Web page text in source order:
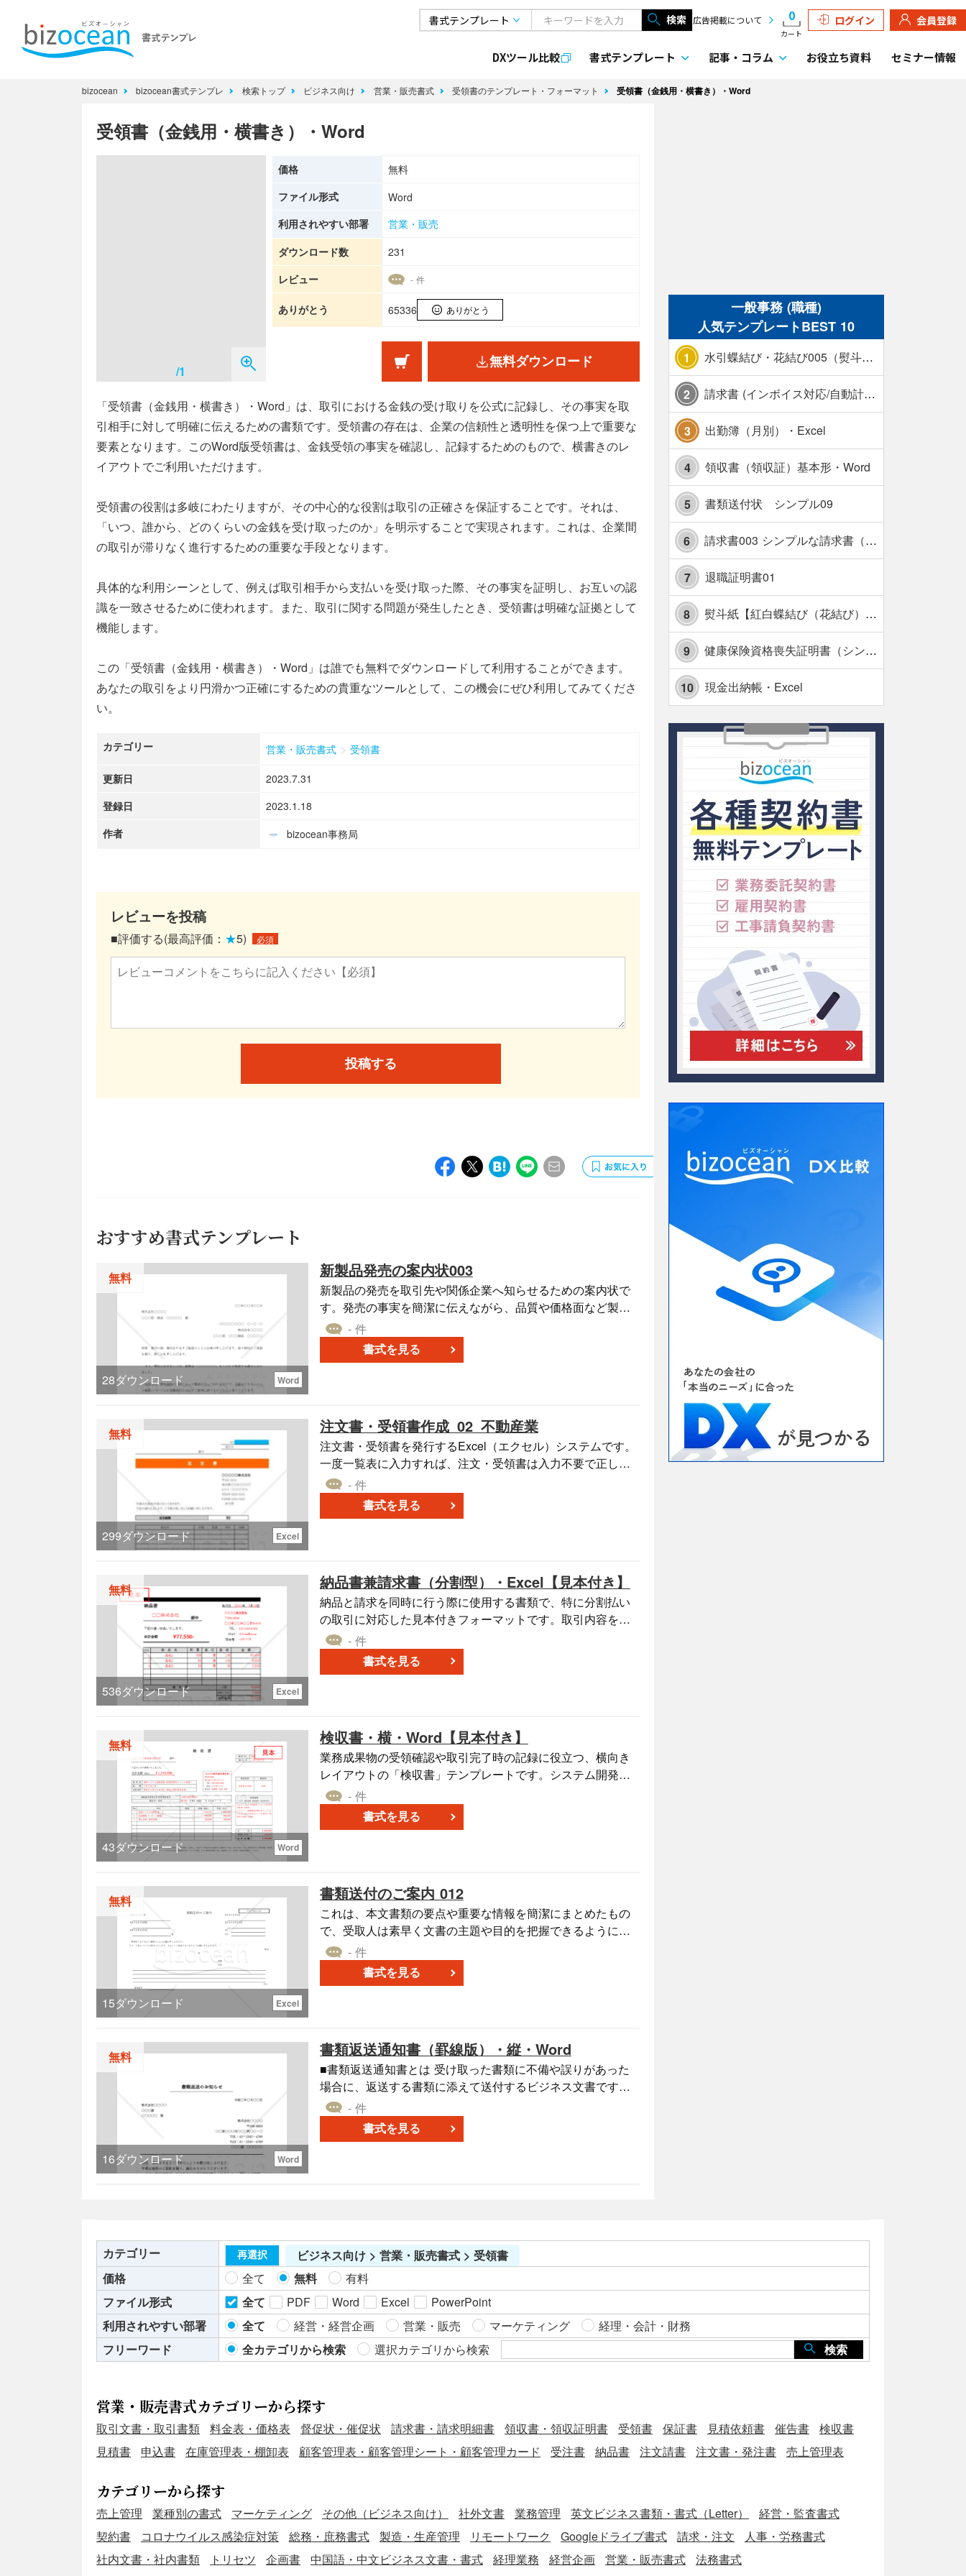
検索 広告掲載について 0
カート
ログイン 会員登録
DXツール比較 書式テンプレート 記事・ コラム お役立ち資料 セミナー情報
bizocean bizocean書式テンプレ 検索トップ ビジネス向け 営業・販売書式 受領書のテンプレート・フォーマット 受領書（金銭用・横書き）・Word
受領書（金銭用・横書き）・Word
/1
価格
無料
ファイル形式
Word
利用されやすい部署
営業・販売
ダウンロード数
231
レビュー
- 件
ありがとう 65336 ありがとう
無料ダウンロード
「受領書（金銭用・横書き）・Word」は、取引における金銭の受け取りを公式に記録し、その事実を取
引相手に対して明確に伝えるための書類です。受領書の存在は、企業の信頼性と透明性を保つ上で重要な
要素となります。このWord版受領書は、金銭受領の事実を確認し、記録するためのもので、横書きのレ
イアウトでご利用いただけます。
受領書の役割は多岐にわたりますが、その中心的な役割は取引の正確さを保証することです。それは、
「いつ、誰から、どのくらいの金銭を受け取ったのか」を明示することで実現されます。これは、企業間
の取引が滞りなく進行するための重要な手段となります。
具体的な利用シーンとして、例えば取引相手から支払いを受け取った際、その事実を証明し、お互いの認
識を一致させるために使われます。また、取引に関する問題が発生したとき、受領書は明確な証拠として
機能します。
この「受領書（金銭用・横書き）・Word」は誰でも無料でダウンロードして利用することができます。
あなたの取引をより円滑かつ正確にするための貴重なツールとして、この機会にぜひ利用してみてくださ
い。
カテゴリー 営業・販売書式 > 受領書
更新日
2023.7.31
登録日
2023.1.18
作者
bizocean事務局
レビューを投稿
■評価する(最高評価： ★5) 必須
投稿する
おすすめ書式テンプレート
無料
28ダウンロード Word
新製品発売の案内状003
新製品の発売を取引先や関係企業へ知らせるための案内状で
す。発売の事実を簡潔に伝えながら、品質や価格面など製品
の強みを示し、カタログや見本品の送付案内までを一連の流
れで整理したレイアウトになっています。 ■新製品発売の案
内状とは 自社が新たに発売する製品の概要を取引先や顧客企
コミュニケーションを図ることができます。 ■テンプレート
の利用シーン ＜既存取引先への新製品案内として＞ 日頃取引
のある企業に対し、既存の信頼関係を保ちつつ新製品を紹介
したい場合に適しています。 ＜見本品・カタログ送付時に＞
資料や見本品を送付する際の添え状として使用することで、
送付の目的や案内内容を明確に伝えられます。 ■作成・利用
ントを明確に＞ 自社製品の強みや差別化要素を具体的に記載
しましょう。読み手が「どんなメリットがあるのか」をひと
目で理解できるよう、専門用語はできるだけ平易な表現に言
い換えると効果的です。 ＜送付物を明確に記載＞ カタログや
見本品を同封している場合は、その旨を明記すると親切で
ジネスシーンに適した文面を整えられます。 ＜無料ダウンロ
ードで生産性向上に貢献＞ コストをかけずに、新製品発売の
案内業務を効率的に進められます。
- 件
書式を見る
無料
299ダウンロード Excel
注文書・受領書作成_02_不動産業
注文書・受領書を発行するExcel（エクセル）システムです。
一度一覧表に入力すれば、注文・受領書は入力不要で正しく
出来上がります。納品場所付き。A4縦15行（不動産業向け）
【消費税8％対応済み】
- 件
書式を見る
無料
536ダウンロード Excel
納品書兼請求書（分割型）・Excel【見本付き】
納品と請求を同時に行う際に使用する書類で、特に分割払い
の取引に対応した見本付きフォーマットです。取引内容を明
確にし、支払いスケジュールを管理しやすいよう設計されて
います。 納品書側の数量・単位・単価の情報を入力すれば、
小計、消費税額、合計金額が自動で計算され、請求書側にも
し、経理処理を効率化したい場合。 ・長期契約や継続的な取
引において、分割支払いを適用する際。 ■利用・作成時のポ
イント ＜分割請求の明確化＞ 請求回数や支払期日を明記し、
誤解を防ぐ。 ＜取引情報の一元管理＞ 納品内容と請求情報を
統合し、書類管理をスムーズに。 ＜会計処理の効率化＞ 分割
支払いの履歴がわかるように整理し、売掛金管理を簡潔にす
状況に応じた柔軟な運用が可能。
- 件
書式を見る
無料
43ダウンロード Word
検収書・横・Word【見本付き】
業務成果物の受領確認や取引完了時の記録に役立つ、横向き
レイアウトの「検収書」テンプレートです。システム開発や
役務提供などの案件において、納品内容・金額・検収結果・
変更履歴を一枚で整理できる構成となっており、自社向けに
アレンジして利用しやすい体裁です。 ■検収書とは 発注者が
能し、後日のトラブル防止や会計監査・税務調査への対応に
おいても重要な役割を果たします。 ■テンプレートの利用シ
ーン ＜システム開発・制作業務の納品確認時に＞ システム開
発や各種制作業務の納品内容を確認し、開発案件の成果物検
収と支払確定の根拠として記録する場面で活用できます。 ＜
外注先からの業務完了報告の受領時に＞ 外注先や委託先から
合格の判定を明示し、条件付き合格や不合格の場合は是正事
項と期限を具体的に記載します。 ＜金額・税区分の整合性＞
小計・消費税・合計金額の整合を確認し、税率や適格請求書
発行事業者登録番号の記載漏れに注意しましょう。 ＜電子保
存への対応＞ 電子データで授受する場合は、電子帳簿保存法
に基づく保存が必要です。検索性の確保(取引年月日・金額・
形式＞ 案件名や金額、条件などを自社フォーマットに合わせ
て簡単にカスタマイズできます。 ※本テンプレートは一般的
な検収書のサンプルです。具体的な取引内容や契約条件、法
的・税務上の取扱いについては、専門家に確認のうえご利用
ください。
- 件
書式を見る
無料
15ダウンロード Excel
書類送付のご案内 012
これは、本文書類の要点や重要な情報を簡潔にまとめたもの
で、受取人は素早く文書の主題や目的を把握できるようにな
り、なぜその書類を送っているのか、何に焦点を当てている
のかを明確に伝えることができます。 また、受取人は本文書
類を読む前に簡単な概要を得ることができるので、文書を理
書類としての例も挙げております。
- 件
書式を見る
無料
16ダウンロード Word
書類返送通知書（罫線版）・縦・Word
■書類返送通知書とは 受け取った書類に不備や誤りがあった
場合に、返送する書類に添えて送付するビジネス文書です。
なぜ書類を返送するのかという理由を明確に伝え、相手方に
修正と再提出を依頼する役割を担います。これにより、双方
の認識違いを防ぎ、円滑なコミュニケーションを促進しま
を求める場合に利用します。 ■利用する目的 ・書類にどのよ
うな不備があったのかを相手方に具体的に伝え、修正箇所を
明確にするために利用します。 ・修正した書類をいつまで
に、どこへ再送付してほしいのかといった、次のアクション
を正確に依頼するために利用します。 ・書類をいつ、どのよ
うな理由で返送したのかという記録を残し、社内の進捗管理
や証跡として役立てるために利用します。 ■利用するメリッ
ト ・書面で返送理由を伝えることで、電話や口頭での連絡に
正を依頼したい箇所を明確に指示できるため、相手方の再提
出までのプロセスがスムーズになります。 ・丁寧な文書を送
付することで、不備の指摘というデリケートな連絡を、ビジ
ネス上の礼儀を保ちながら行えます。 こちらは無料でダウン
用ください。
- 件
書式を見る
一般事務 (職種)
人気テンプレートBEST 10
1 水引蝶結び・花結び005（熨斗あり）
2 請求書 (インボイス対応/自動計算/A4 縦) カラー 使い方解説あり
3 出勤簿（月別）・Excel
4 領収書（領収証）基本形・Word
5 書類送付状 シンプル09
6 請求書003 シンプルな請求書（消費税10％対応）
7 退職証明書01
8 熨斗紙【紅白蝶結び（花結び）・水引7本】・Excel
9 健康保険資格喪失証明書（シンプル表形式版）・Excel【見本付き】
10 現金出納帳・Excel
カテゴリー 再選択
ビジネス向け > 営業・販売書式 > 受領書
価格
全て 無料
有料
ファイル形式
全て PDF Word Excel
PowerPoint
利用されやすい部署
全て 経営・経営企画 営業・販売 マーケティング
経理・会計・財務
フリーワード
全カテゴリから検索 選択カテゴリから検索 検索
営業・販売書式カテゴリーから探す
取引文書・取引書類 料金表・価格表 督促状・催促状 請求書・請求明細書 領収書・領収証明書 受領書 保証書 見積依頼書 催告書
検収書
見積書
申込書 在庫管理表・棚卸表 顧客管理表・顧客管理シート・顧客管理カード 受注書 納品書 注文請書 注文書・発注書 売上管理表
カテゴリーから探す
売上管理 業種別の書式 マーケティング その他（ビジネス向け） 社外文書 業務管理 英文ビジネス書類・書式（Letter）
経営・監査書式
契約書
コロナウイルス感染症対策 総務・庶務書式 製造・生産管理 リモートワーク Googleドライブ書式 請求・注文
人事・労務書式
社内文書・社内書類
トリセツ 企画書 中国語・中文ビジネス文書・書式 経理業務 経営企画 営業・販売書式
法務書式